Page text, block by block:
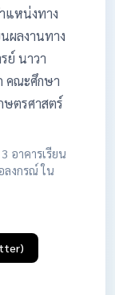
แหน่งทาง
ผลงานทาง
ย์ นาวา
คณะศึกษา
ตรศาสตร์
อาคารเรียน
ลงกรณ์ ใน